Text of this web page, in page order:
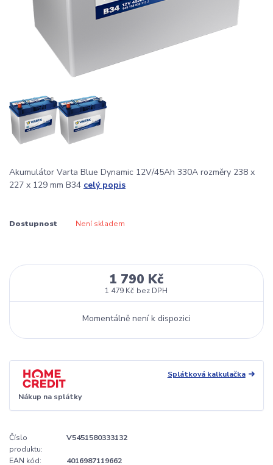
Akumulátor Varta Blue Dynamic 12V/45Ah 330A rozměry 238 x
227 x 129 mm B34 celý popis
Dostupnost Není skladem
1 790 Kč
1 479 Kč bez DPH
Momentálně není k dispozici
Splátková kalkulačka
Nákup na splátky
Číslo
produktu:
V5451580333132
EAN kód:
4016987119662